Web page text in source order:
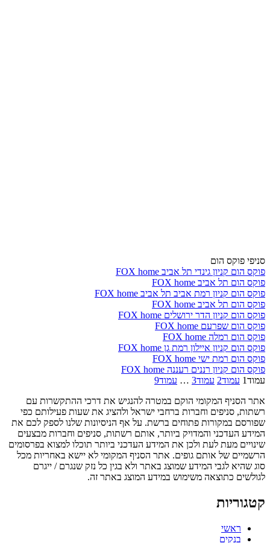
סניפי פוקס הום
פוקס הום קניון גינדי תל אביב FOX home
פוקס הום תל אביב FOX home
פוקס הום קניון רמת אביב תל אביב FOX home
פוקס הום תל אביב FOX home
פוקס הום קניון הדר ירושלים FOX home
פוקס הום שפרעם FOX home
פוקס הום רמלה FOX home
פוקס הום קניון איילון רמת גן FOX home
פוקס הום רמת ישי FOX home
פוקס הום קניון רננים רעננה FOX home
עמוד1 עמוד2 עמוד3
… עמוד9
אתר הסניף המקומי הוקם במטרה להנגיש את דרכי ההתקשרות עם
רשתות, סניפים וחברות ברחבי ישראל ולהציג את שעות פעילותם כפי
שפורסם במקורות פתוחים ברשת. על אף הניסיונות שלנו לספק לכם את
המידע העדכני והמדויק ביותר, אותם רשתות, סניפים וחברות מבצעים
שינויים מעת לעת ולכן את המידע העדכני ביותר תוכלו למצוא בפרסומים
הרשמיים של אותם גופים. אתר הסניף המקומי לא יישא באחריות מכל
סוג שהיא לגבי המידע שמוצג באתר ולא בגין כל נזק שנגרם / ייגרם
לגולשים כתוצאה משימוש במידע המוצג באתר זה.
קטגוריות
ראשי
בנקים